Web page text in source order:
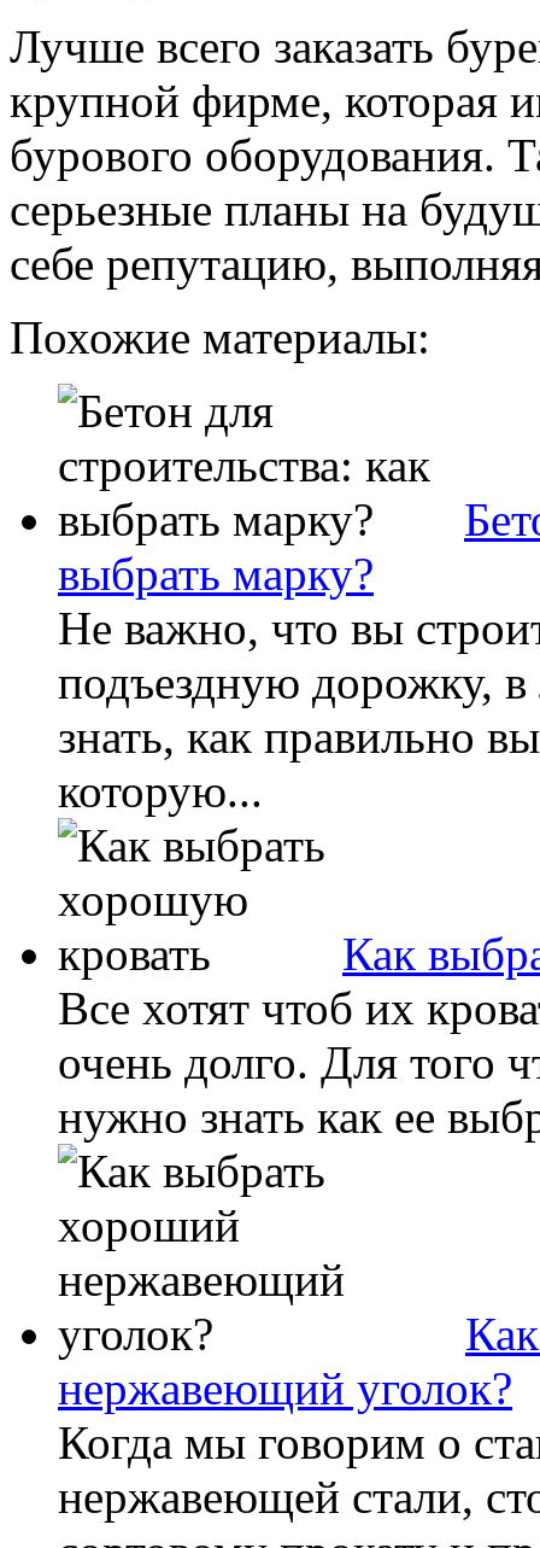
Лучше всего заказать
крупной фирме, которая
бурового оборудования.
серьезные планы на
себе репутацию,
Похожие материалы:
выбрать марку?
Не важно, что вы
подъездную дорожку,
знать, как правильно
которую...
Как
Все хотят чтоб их
очень долго. Для того
нужно знать как ее
нержавеющий уголок?
Когда мы говорим о
нержавеющей стали,